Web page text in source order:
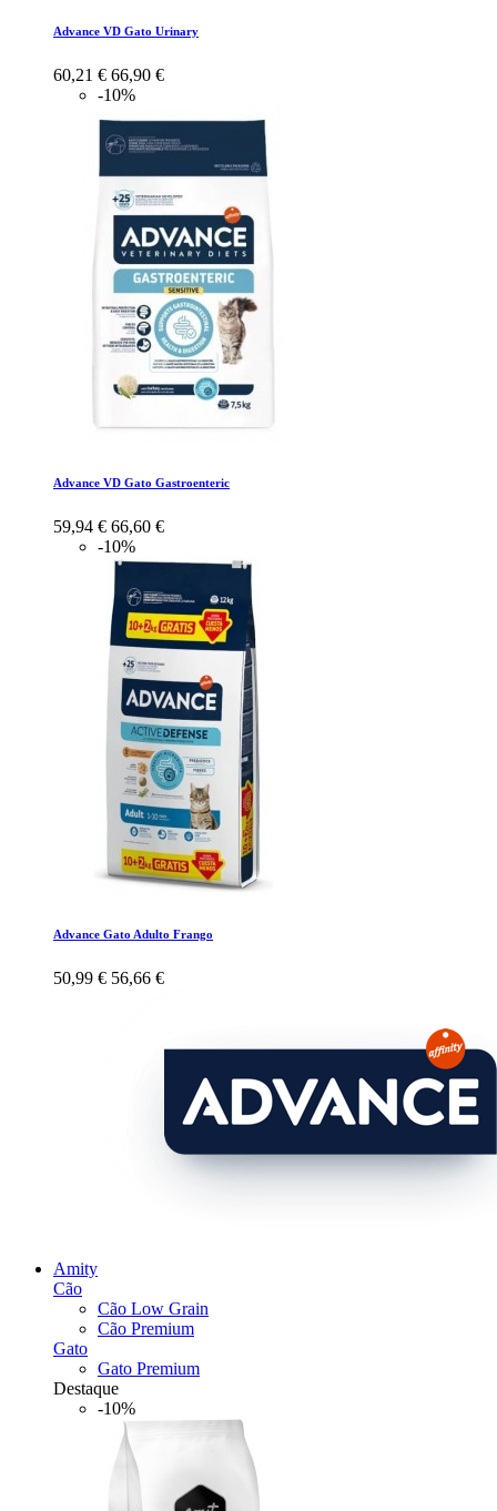
Advance VD Gato Urinary
60,21 € 66,90 €
-10%
Advance VD Gato Gastroenteric
59,94 € 66,60 €
-10%
Advance Gato Adulto Frango
50,99 € 56,66 €
Amity
Cão
Cão Low Grain
Cão Premium
Gato
Gato Premium
Destaque
-10%